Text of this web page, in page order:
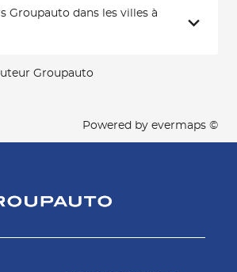
Groupauto dans les villes à
Groupauto
Powered by evermaps ©